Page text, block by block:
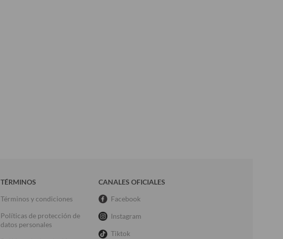
TÉRMINOS
Términos y condiciones
Políticas de protección de
datos personales
CANALES OFICIALES
Facebook
Instagram
Tiktok